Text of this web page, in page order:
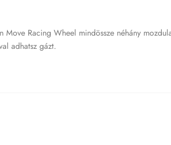
Racing Wheel mindössze néhány
adhatsz gázt.